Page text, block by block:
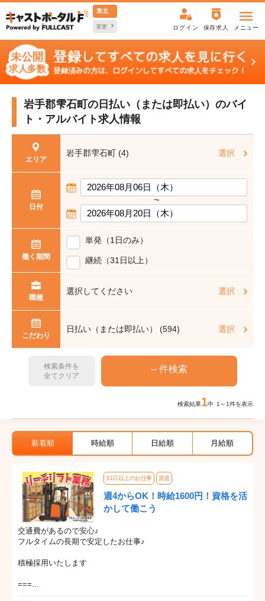
東北
変更 ログイン 保存求人 メニュー
岩手郡雫石町の日払い（または即払い）のバイ
ト・アルバイト求人情報
エリア
岩手郡雫石町 (4) 選択
日付
〜
働く期間
単発（1日のみ）
継続（31日以上）
職種
選択してください 選択
こだわり
日払い（または即払い） (594) 選択
検索条件を
全てクリア
検索結果1中 1～1件を表示
新着順 時給順 日給順 月給順
31日以上のお仕事 派遣
週4からOK！時給1600円！資格を活
かして働こう
交通費があるので安心♪
フルタイムの長期で安定したお仕事♪
積極採用いたします
===...